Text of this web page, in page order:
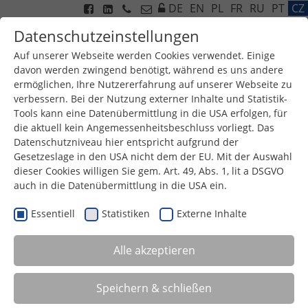
DE EN PL FR RU PT CZ
Menu
ČISTÍRNY ODPADNÍCH VOD
Velká účinná plocha s vysokou stabilitou produktu
Dlouhodobý výkon při čištění
Datenschutzeinstellungen
Auf unserer Webseite werden Cookies verwendet. Einige
davon werden zwingend benötigt, während es uns andere
ermöglichen, Ihre Nutzererfahrung auf unserer Webseite zu
verbessern. Bei der Nutzung externer Inhalte und Statistik-
Tools kann eine Datenübermittlung in die USA erfolgen, für
die aktuell kein Angemessenheitsbeschluss vorliegt. Das
Datenschutzniveau hier entspricht aufgrund der
Gesetzeslage in den USA nicht dem der EU. Mit der Auswahl
dieser Cookies willigen Sie gem. Art. 49, Abs. 1, lit a DSGVO
auch in die Datenübermittlung in die USA ein.
Essentiell Statistiken Externe Inhalte
Alle akzeptieren
Speichern & schließen